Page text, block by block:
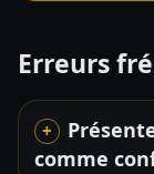
Erreurs
comme